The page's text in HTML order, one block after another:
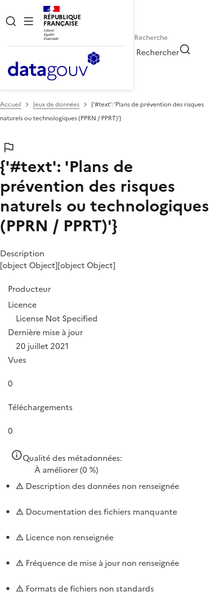
RÉPUBLIQUE
FRANÇAISE
Rechercher
Accueil Jeux de données
{'#text': 'Plans de prévention des risques
naturels ou technologiques (PPRN / PPRT)'}
{'#text': 'Plans de
prévention des risques
naturels ou technologiques
(PPRN / PPRT)'}
Description
[object Object][object Object]
Producteur
Licence
License Not Specified
Dernière mise à jour
20 juillet 2021
Vues
0
Téléchargements
0
Qualité des métadonnées:
À améliorer(0 %)
Description des données non renseignée
Documentation des fichiers manquante
Licence non renseignée
Fréquence de mise à jour non renseignée
Formats de fichiers non standards